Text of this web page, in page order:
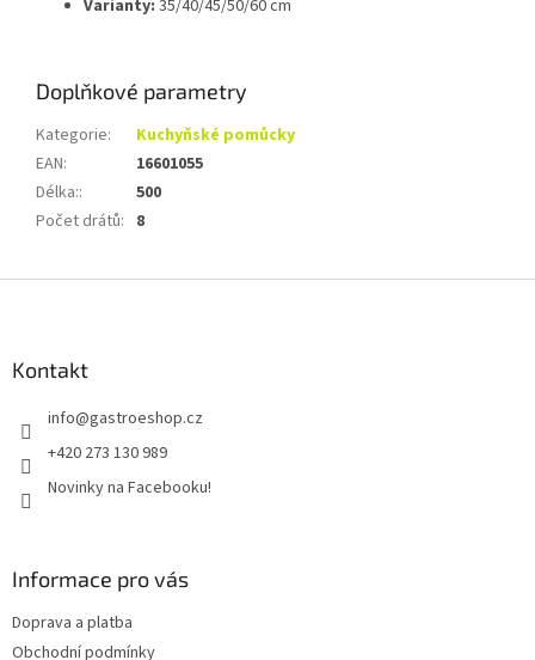
Varianty: 35/40/45/50/60 cm
Doplňkové parametry
Kategorie:
Kuchyňské pomůcky
EAN:
16601055
Délka::
500
Počet drátů: 8
Kontakt
info@gastroeshop.cz
+420 273 130 989
Novinky na Facebooku!
Informace pro vás
Doprava a platba
Obchodní podmínky